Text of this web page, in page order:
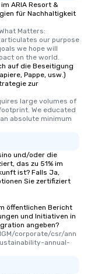
ARIA Resort &
für Nachhaltigkeit
Matters:
our purpose
we hope will
on the world.
auf die Beseitigung
Pappe, usw.)
zur
large volumes of
We educated
absolute minimum
und/oder die
das zu 51% im
ist? Falls Ja,
Sie zertifiziert
öffentlichen Bericht
und Initiativen in
angeben?
corporate/csr/ann
annual-